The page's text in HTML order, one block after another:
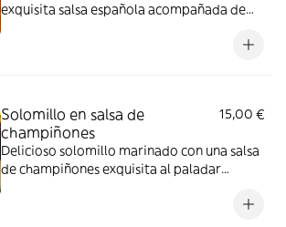
exquisita salsa española acompañada de
Solomillo en salsa de
champiñones
15,00 €
Delicioso solomillo marinado con una salsa
de champiñones exquisita al paladar